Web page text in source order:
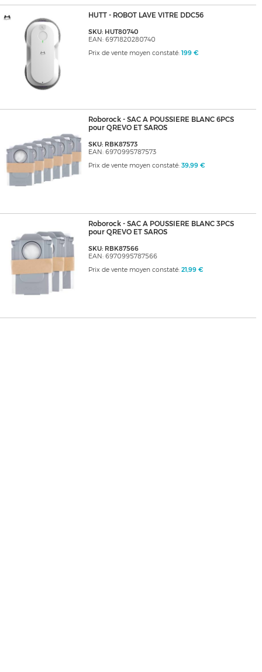
HUTT - ROBOT LAVE VITRE DDC56
SKU: HUT80740
EAN: 6971820280740
Prix de vente moyen constaté: 199 €
Roborock - SAC A POUSSIERE BLANC 6PCS
pour QREVO ET SAROS
SKU: RBK87573
EAN: 6970995787573
Prix de vente moyen constaté: 39,99 €
Roborock - SAC A POUSSIERE BLANC 3PCS
pour QREVO ET SAROS
SKU: RBK87566
EAN: 6970995787566
Prix de vente moyen constaté: 21,99 €